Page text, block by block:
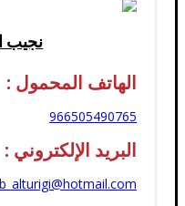
نجيب
الهاتف المحمول :
966505490765
البريد الإلكتروني :